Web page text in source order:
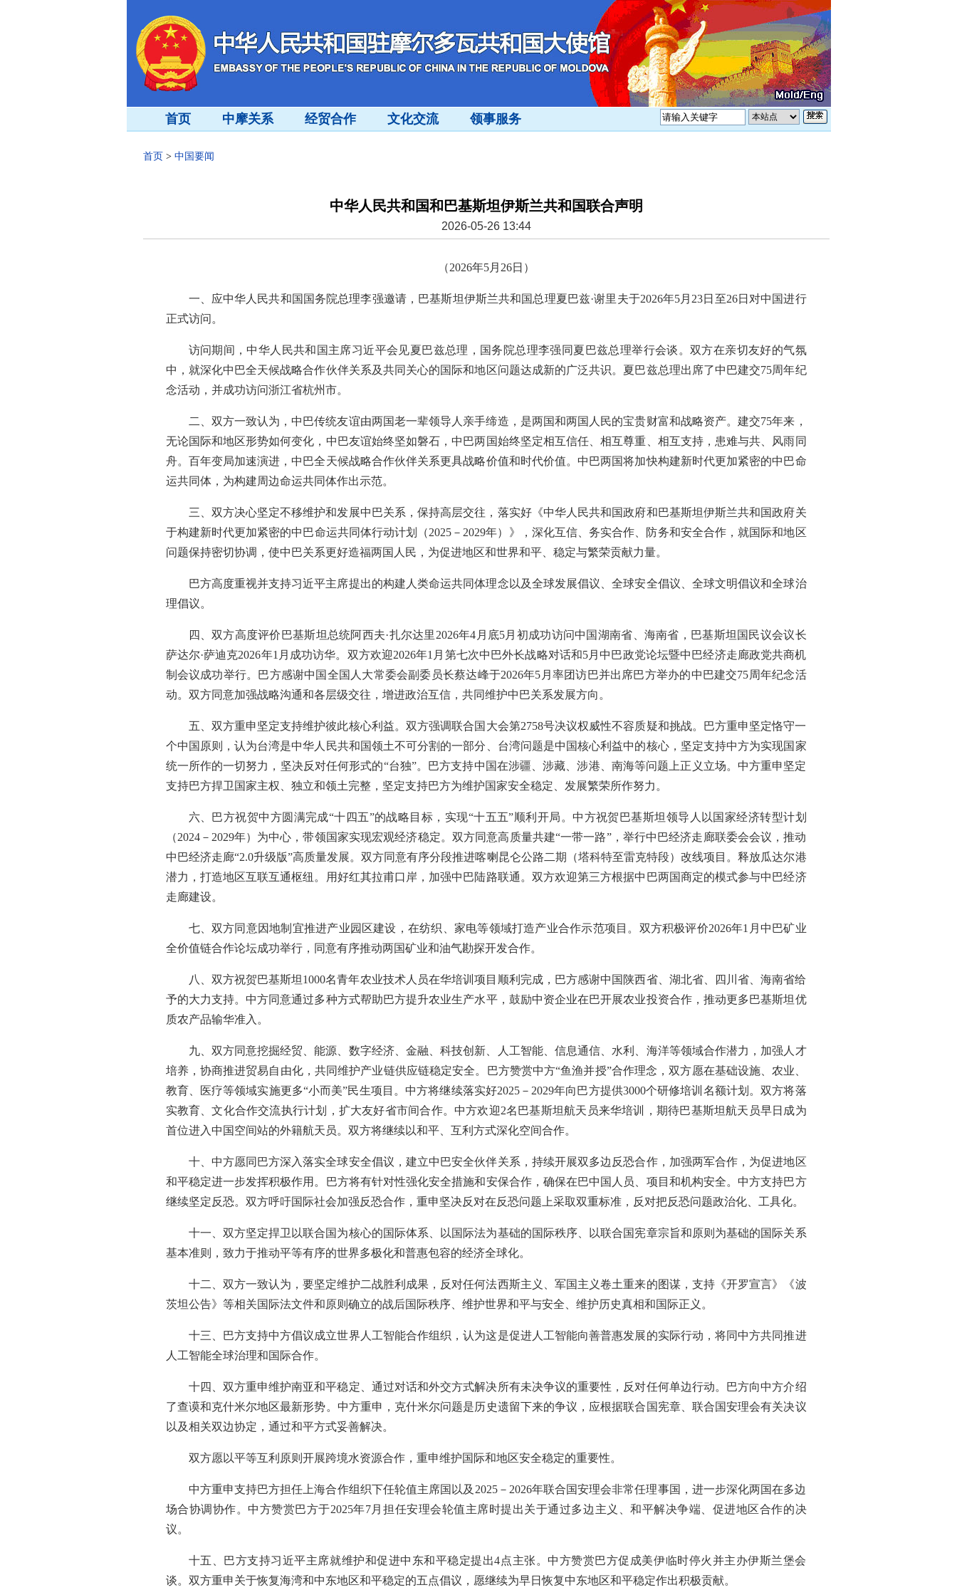
首页 中摩关系 经贸合作 文化交流 领事服务
首页 > 中国要闻
中华人民共和国和巴基斯坦伊斯兰共和国联合声明
2026-05-26 13:44
（2026年5月26日）
一、应中华人民共和国国务院总理李强邀请，巴基斯坦伊斯兰共和国总理夏巴兹·谢里夫于2026年5月23日至26日对中国进行
正式访问。
访问期间，中华人民共和国主席习近平会见夏巴兹总理，国务院总理李强同夏巴兹总理举行会谈。双方在亲切友好的气氛
中，就深化中巴全天候战略合作伙伴关系及共同关心的国际和地区问题达成新的广泛共识。夏巴兹总理出席了中巴建交75周年纪
念活动，并成功访问浙江省杭州市。
二、双方一致认为，中巴传统友谊由两国老一辈领导人亲手缔造，是两国和两国人民的宝贵财富和战略资产。建交75年来，
无论国际和地区形势如何变化，中巴友谊始终坚如磐石，中巴两国始终坚定相互信任、相互尊重、相互支持，患难与共、风雨同
舟。百年变局加速演进，中巴全天候战略合作伙伴关系更具战略价值和时代价值。中巴两国将加快构建新时代更加紧密的中巴命
运共同体，为构建周边命运共同体作出示范。
三、双方决心坚定不移维护和发展中巴关系，保持高层交往，落实好《中华人民共和国政府和巴基斯坦伊斯兰共和国政府关
于构建新时代更加紧密的中巴命运共同体行动计划（2025－2029年）》，深化互信、务实合作、防务和安全合作，就国际和地区
问题保持密切协调，使中巴关系更好造福两国人民，为促进地区和世界和平、稳定与繁荣贡献力量。
巴方高度重视并支持习近平主席提出的构建人类命运共同体理念以及全球发展倡议、全球安全倡议、全球文明倡议和全球治
理倡议。
四、双方高度评价巴基斯坦总统阿西夫·扎尔达里2026年4月底5月初成功访问中国湖南省、海南省，巴基斯坦国民议会议长
萨达尔·萨迪克2026年1月成功访华。双方欢迎2026年1月第七次中巴外长战略对话和5月中巴政党论坛暨中巴经济走廊政党共商机
制会议成功举行。巴方感谢中国全国人大常委会副委员长蔡达峰于2026年5月率团访巴并出席巴方举办的中巴建交75周年纪念活
动。双方同意加强战略沟通和各层级交往，增进政治互信，共同维护中巴关系发展方向。
五、双方重申坚定支持维护彼此核心利益。双方强调联合国大会第2758号决议权威性不容质疑和挑战。巴方重申坚定恪守一
个中国原则，认为台湾是中华人民共和国领土不可分割的一部分、台湾问题是中国核心利益中的核心，坚定支持中方为实现国家
统一所作的一切努力，坚决反对任何形式的“台独”。巴方支持中国在涉疆、涉藏、涉港、南海等问题上正义立场。中方重申坚定
支持巴方捍卫国家主权、独立和领土完整，坚定支持巴方为维护国家安全稳定、发展繁荣所作努力。
六、巴方祝贺中方圆满完成“十四五”的战略目标，实现“十五五”顺利开局。中方祝贺巴基斯坦领导人以国家经济转型计划
（2024－2029年）为中心，带领国家实现宏观经济稳定。双方同意高质量共建“一带一路”，举行中巴经济走廊联委会会议，推动
中巴经济走廊“2.0升级版”高质量发展。双方同意有序分段推进喀喇昆仑公路二期（塔科特至雷克特段）改线项目。释放瓜达尔港
潜力，打造地区互联互通枢纽。用好红其拉甫口岸，加强中巴陆路联通。双方欢迎第三方根据中巴两国商定的模式参与中巴经济
走廊建设。
七、双方同意因地制宜推进产业园区建设，在纺织、家电等领域打造产业合作示范项目。双方积极评价2026年1月中巴矿业
全价值链合作论坛成功举行，同意有序推动两国矿业和油气勘探开发合作。
八、双方祝贺巴基斯坦1000名青年农业技术人员在华培训项目顺利完成，巴方感谢中国陕西省、湖北省、四川省、海南省给
予的大力支持。中方同意通过多种方式帮助巴方提升农业生产水平，鼓励中资企业在巴开展农业投资合作，推动更多巴基斯坦优
质农产品输华准入。
九、双方同意挖掘经贸、能源、数字经济、金融、科技创新、人工智能、信息通信、水利、海洋等领域合作潜力，加强人才
培养，协商推进贸易自由化，共同维护产业链供应链稳定安全。巴方赞赏中方“鱼渔并授”合作理念，双方愿在基础设施、农业、
教育、医疗等领域实施更多“小而美”民生项目。中方将继续落实好2025－2029年向巴方提供3000个研修培训名额计划。双方将落
实教育、文化合作交流执行计划，扩大友好省市间合作。中方欢迎2名巴基斯坦航天员来华培训，期待巴基斯坦航天员早日成为
首位进入中国空间站的外籍航天员。双方将继续以和平、互利方式深化空间合作。
十、中方愿同巴方深入落实全球安全倡议，建立中巴安全伙伴关系，持续开展双多边反恐合作，加强两军合作，为促进地区
和平稳定进一步发挥积极作用。巴方将有针对性强化安全措施和安保合作，确保在巴中国人员、项目和机构安全。中方支持巴方
继续坚定反恐。双方呼吁国际社会加强反恐合作，重申坚决反对在反恐问题上采取双重标准，反对把反恐问题政治化、工具化。
十一、双方坚定捍卫以联合国为核心的国际体系、以国际法为基础的国际秩序、以联合国宪章宗旨和原则为基础的国际关系
基本准则，致力于推动平等有序的世界多极化和普惠包容的经济全球化。
十二、双方一致认为，要坚定维护二战胜利成果，反对任何法西斯主义、军国主义卷土重来的图谋，支持《开罗宣言》《波
茨坦公告》等相关国际法文件和原则确立的战后国际秩序、维护世界和平与安全、维护历史真相和国际正义。
十三、巴方支持中方倡议成立世界人工智能合作组织，认为这是促进人工智能向善普惠发展的实际行动，将同中方共同推进
人工智能全球治理和国际合作。
十四、双方重申维护南亚和平稳定、通过对话和外交方式解决所有未决争议的重要性，反对任何单边行动。巴方向中方介绍
了查谟和克什米尔地区最新形势。中方重申，克什米尔问题是历史遗留下来的争议，应根据联合国宪章、联合国安理会有关决议
以及相关双边协定，通过和平方式妥善解决。
双方愿以平等互利原则开展跨境水资源合作，重申维护国际和地区安全稳定的重要性。
中方重申支持巴方担任上海合作组织下任轮值主席国以及2025－2026年联合国安理会非常任理事国，进一步深化两国在多边
场合协调协作。中方赞赏巴方于2025年7月担任安理会轮值主席时提出关于通过多边主义、和平解决争端、促进地区合作的决
议。
十五、巴方支持习近平主席就维护和促进中东和平稳定提出4点主张。中方赞赏巴方促成美伊临时停火并主办伊斯兰堡会
谈。双方重申关于恢复海湾和中东地区和平稳定的五点倡议，愿继续为早日恢复中东地区和平稳定作出积极贡献。